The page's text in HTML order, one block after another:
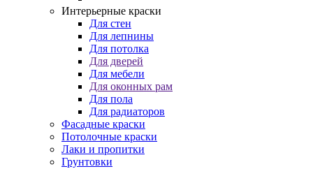
Интерьерные краски
Для стен
Для лепнины
Для потолка
Для дверей
Для мебели
Для оконных рам
Для пола
Для радиаторов
Фасадные краски
Потолочные краски
Лаки и пропитки
Грунтовки